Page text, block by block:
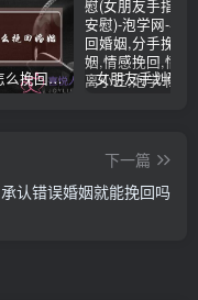
基督徒出轨怎么挽回婚姻(基督徒面对出轨婚姻)
下一篇
承认错误婚姻就能挽回吗